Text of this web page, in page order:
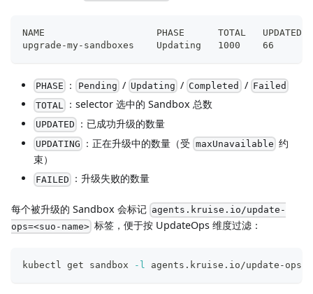
NAME                    PHASE      TOTAL   UPDATED
upgrade-my-sandboxes    Updating   1000    66
PHASE ： Pending / Updating / Completed / Failed
TOTAL
：selector 选中的 Sandbox 总数
UPDATED ：已成功升级的数量
UPDATING ：正在升级中的数量（受 maxUnavailable 约
束）
FAILED ：升级失败的数量
每个被升级的 Sandbox 会标记 agents.kruise.io/update-
ops=<suo-name> 标签，便于按 UpdateOps 维度过滤：
kubectl get sandbox -l agents.kruise.io/update-ops